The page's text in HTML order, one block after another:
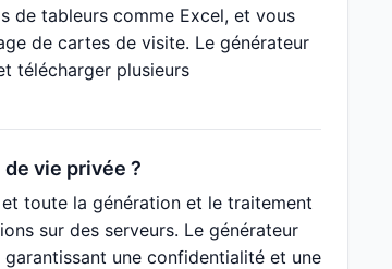
de tableurs comme Excel, et vous
de cartes de visite. Le générateur
télécharger plusieurs
vie privée ?
toute la génération et le traitement
sur des serveurs. Le générateur
une confidentialité et une